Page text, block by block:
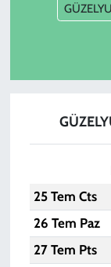
25 Tem Cts
26 Tem Paz
27 Tem Pts